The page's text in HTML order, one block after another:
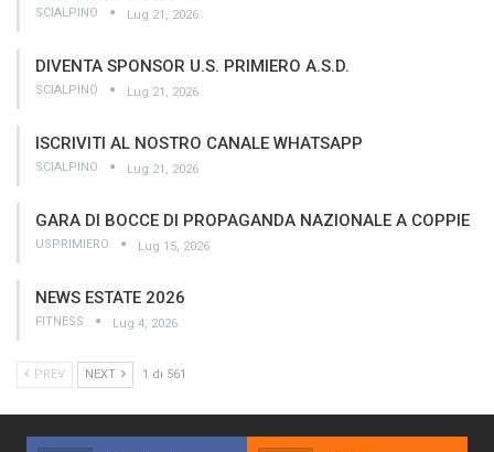
SCIALPINO Lug 21, 2026
DIVENTA SPONSOR U.S. PRIMIERO A.S.D.
SCIALPINO Lug 21, 2026
ISCRIVITI AL NOSTRO CANALE WHATSAPP
SCIALPINO Lug 21, 2026
GARA DI BOCCE DI PROPAGANDA NAZIONALE A COPPIE
USPRIMIERO Lug 15, 2026
NEWS ESTATE 2026
FITNESS Lug 4, 2026
PREV NEXT 1 di 561